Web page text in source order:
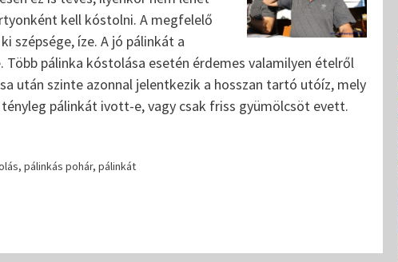
kell kóstolni. A megfelelő
szépsége, íze. A jó pálinkát a
pálinka kóstolása esetén érdemes valamilyen ételről
után szinte azonnal jelentkezik a hosszan tartó utóíz, mely
pálinkát ivott-e, vagy csak friss gyümölcsöt evett.
, pálinkás pohár, pálinkát
Pálinka Lovagrend